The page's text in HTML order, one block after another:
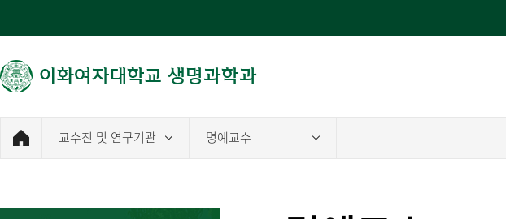
생명과학과
교수진 및 연구기관 명예교수